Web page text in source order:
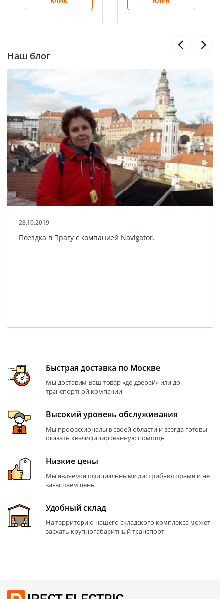
Наш блог
28.10.2019
Поездка в Прагу с компанией Navigator.
Быстрая доставка по Москве
Мы доставим Ваш товар «до дверей» или до
транспортной компании
Высокий уровень обслуживания
Мы профессионалы в своей области и всегда готовы
оказать квалифицированную помощь
Низкие цены
Мы являемся официальными дистрибьюторами и не
завышаем цены
Удобный склад
На территорию нашего складского комплекса может
заехать крупногабаритный транспорт